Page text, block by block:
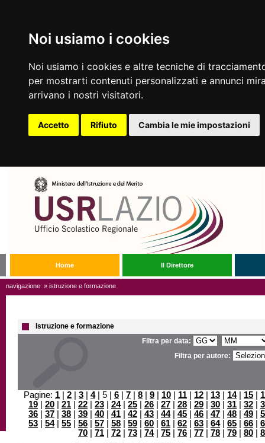
Noi usiamo i cookies
Noi usiamo i cookies e altre tecniche di
per mostrarti contenuti personalizzati e annunci
arrivano i nostri visitatori.
Accetto Rifiuto Cambia le mie impostazioni
Home Il Direttore
navigazione: » istruzione e formazione
Istruzione e formazione
Filtra per data:
Filtra per autore:
Pagine: 1 2 3 4| 5 | 6 7 8 9 10 11 12 13 14| 15
19
20 21 22 23 24| 25 26 27 28 29 30 31 32
36
37 38 39 40 41 42 43 44| 45 46 47 48 49
53
54| 55 56 57 58 59 60 61 62 63 64| 65 66
70
71 72 73 74| 75 76 77 78 79 80